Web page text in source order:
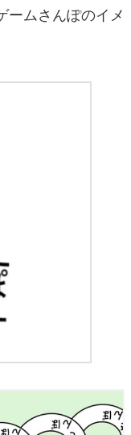
ームさんぽのイメ